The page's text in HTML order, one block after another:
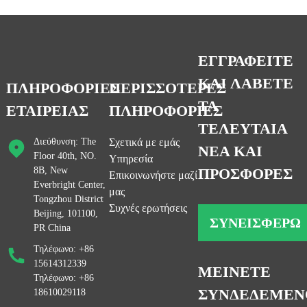
ΠΛΗΡΟΦΟΡΙΕΣ
ΕΤΑΙΡΕΙΑΣ
Διεύθυνση: The
Floor 40th, NO.
8B, New
Everbright Center,
Tongzhou District
Beijing, 101100,
PR China
Τηλέφωνο: +86
15614312339
Τηλέφωνο: +86
18610029118
ΠΕΡΙΣΣΟΤΕΡΕΣ
ΠΛΗΡΟΦΟΡΙΕΣ
Σχετικά με εμάς
Υπηρεσία
Επικοινωνήστε μαζί
μας
Συχνές ερωτήσεις
ΕΓΓΡΑΦΕΙΤΕ
ΚΑΙ ΛΑΒΕΤΕ
ΤΑ
ΤΕΛΕΥΤΑΙΑ
ΝΕΑ ΚΑΙ
ΠΡΟΣΦΟΡΕΣ
ΣΥΝΕΙΣΦΈΡΩ
ΜΕΙΝΕΤΕ